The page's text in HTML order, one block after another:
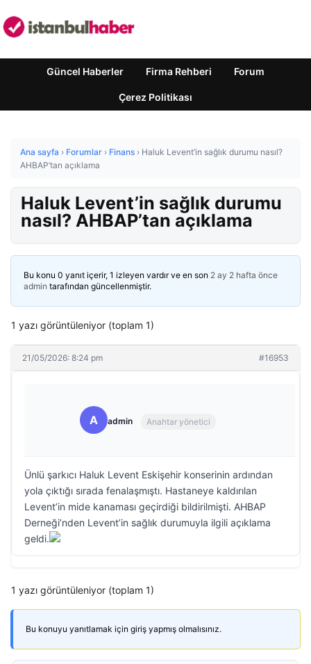
Güncel Haberler Firma Rehberi Forum
Çerez Politikası
Ana sayfa › Forumlar › Finans › Haluk Levent’in sağlık durumu nasıl?
AHBAP’tan açıklama
Haluk Levent’in sağlık durumu
nasıl? AHBAP’tan açıklama
Bu konu 0 yanıt içerir, 1 izleyen vardır ve en son 2 ay 2 hafta önce
admin tarafından güncellenmiştir.
1 yazı görüntüleniyor (toplam 1)
21/05/2026: 8:24 pm #16953
A admin Anahtar yönetici
Ünlü şarkıcı Haluk Levent Eskişehir konserinin ardından
yola çıktığı sırada fenalaşmıştı. Hastaneye kaldırılan
Levent’in mide kanaması geçirdiği bildirilmişti. AHBAP
Derneği’nden Levent’in sağlık durumuyla ilgili açıklama
geldi.
1 yazı görüntüleniyor (toplam 1)
Bu konuyu yanıtlamak için giriş yapmış olmalısınız.